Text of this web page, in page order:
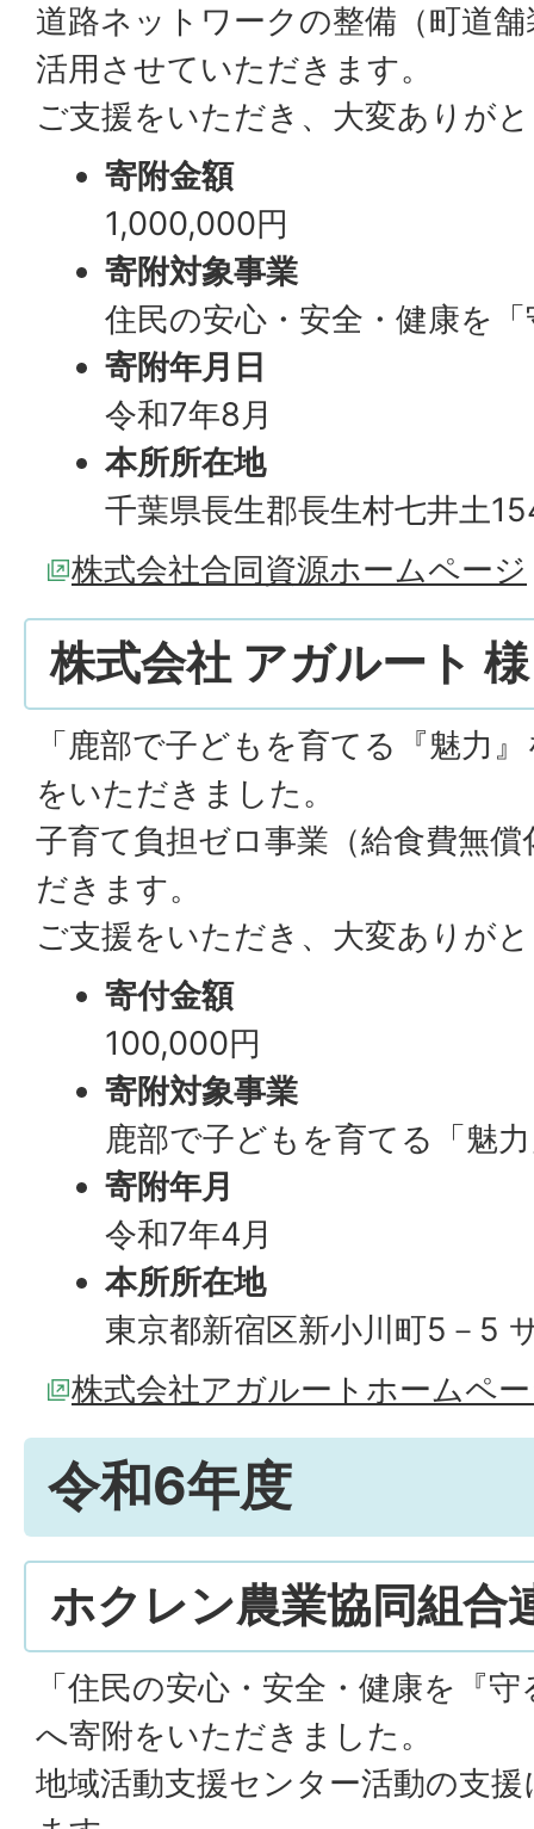
道路ネットワークの整備（町道
活用させていただきます。
ご支援をいただき、大変ありが
寄附金額
1,000,000円
寄附対象事業
住民の安心・安全・健康を
寄附年月日
令和7年8月
本所所在地
千葉県長生郡長生村七井土
株式会社合同資源ホームページ
株式会社 アガルート 様
「鹿部で子どもを育てる『魅力
をいただきました。
子育て負担ゼロ事業（給食費無
だきます。
ご支援をいただき、大変ありが
寄付金額
100,000円
寄附対象事業
鹿部で子どもを育てる「魅
寄附年月
令和7年4月
本所所在地
東京都新宿区新小川町5－5
株式会社アガルートホームペ
令和6年度
ホクレン農業協同組合
「住民の安心・安全・健康を『
へ寄附をいただきました。
地域活動支援センター活動の支